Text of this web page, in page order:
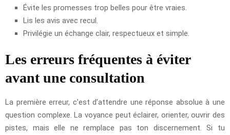
Évite les promesses trop belles pour être vraies.
Lis les avis avec recul.
Privilégie un échange clair, respectueux et simple.
Les erreurs fréquentes à éviter
avant une consultation
La première erreur, c’est d’attendre une réponse absolue à une
question complexe. La voyance peut éclairer, orienter, ouvrir des
pistes, mais elle ne remplace pas ton discernement. Si tu